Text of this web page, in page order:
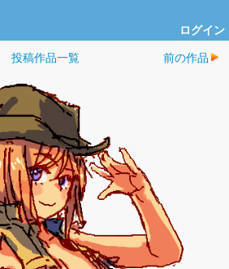
ログイン
投稿作品一覧 前の作品